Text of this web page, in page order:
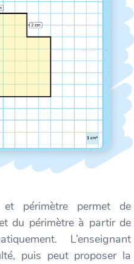
et périmètre permet de
du périmètre à partir de
L’enseignant
puis peut proposer la